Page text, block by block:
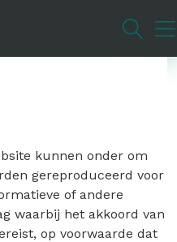
kunnen onder om
gereproduceerd voor
of andere
waarbij het akkoord van
op voorwaarde dat